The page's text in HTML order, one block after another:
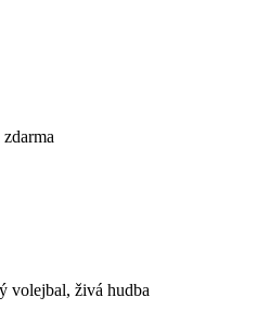
volejbal, živá hudba